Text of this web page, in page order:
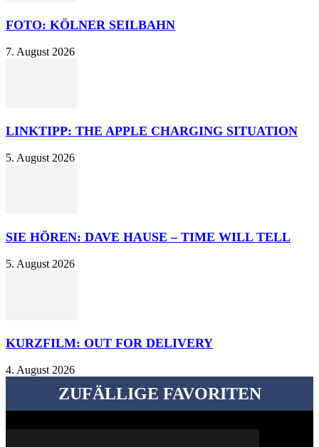
FOTO: KÖLNER SEILBAHN
7. August 2026
LINKTIPP: THE APPLE CHARGING SITUATION
5. August 2026
SIE HÖREN: DAVE HAUSE – TIME WILL TELL
5. August 2026
KURZFILM: OUT FOR DELIVERY
4. August 2026
ZUFÄLLIGE FAVORITEN